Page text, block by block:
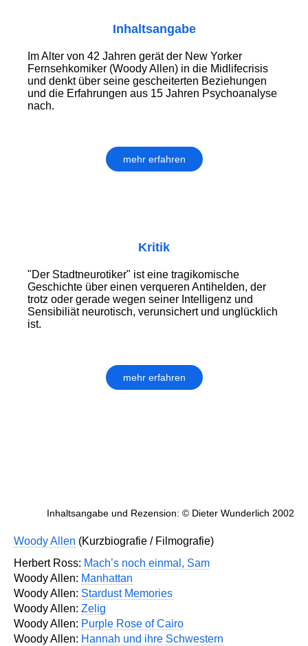
Inhaltsangabe
Im Alter von 42 Jahren gerät der New Yorker
Fernsehkomiker (Woody Allen) in die Midlifecrisis
und denkt über seine gescheiterten Beziehungen
und die Erfahrungen aus 15 Jahren Psychoanalyse
nach.
mehr erfahren
Kritik
"Der Stadtneurotiker" ist eine tragikomische
Geschichte über einen verqueren Antihelden, der
trotz oder gerade wegen seiner Intelligenz und
Sensibiliät neurotisch, verunsichert und unglücklich
ist.
mehr erfahren
Inhaltsangabe und Rezension: © Dieter Wunderlich 2002
Woody Allen (Kurzbiografie / Filmografie)
Herbert Ross: Mach’s noch einmal, Sam
Woody Allen: Manhattan
Woody Allen: Stardust Memories
Woody Allen: Zelig
Woody Allen: Purple Rose of Cairo
Woody Allen: Hannah und ihre Schwestern